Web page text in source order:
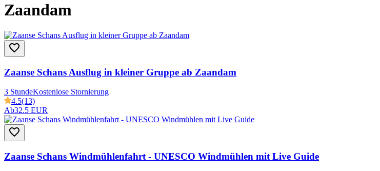
Zaandam
Zaanse Schans Ausflug in kleiner Gruppe ab Zaandam
3 StundeKostenlose Stornierung
4.5(13)
Ab32.5 EUR
Zaanse Schans Windmühlenfahrt - UNESCO Windmühlen mit Live Guide